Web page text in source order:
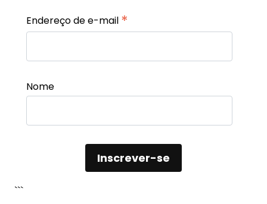
Endereço de e-mail *
Nome
```